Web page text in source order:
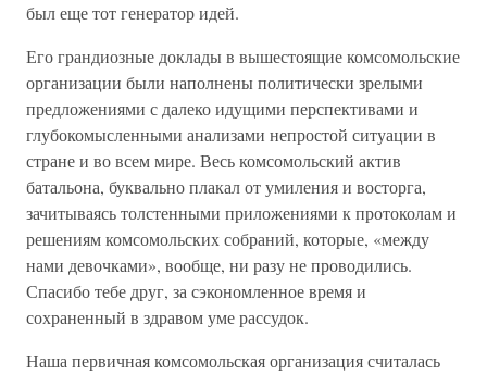
был еще тот генератор идей.
Его грандиозные доклады в вышестоящие комсомольские
организации были наполнены политически зрелыми
предложениями с далеко идущими перспективами и
глубокомысленными анализами непростой ситуации в
стране и во всем мире. Весь комсомольский актив
батальона, буквально плакал от умиления и восторга,
зачитываясь толстенными приложениями к протоколам и
решениям комсомольских собраний, которые, «между
нами девочками», вообще, ни разу не проводились.
Спасибо тебе друг, за сэкономленное время и
сохраненный в здравом уме рассудок.
Наша первичная комсомольская организация считалась